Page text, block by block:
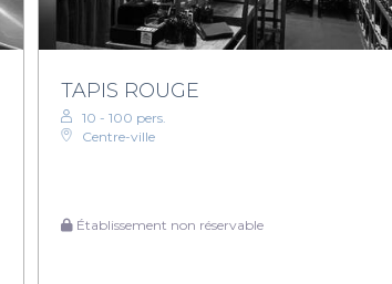
TAPIS ROUGE
10 - 100 pers.
Centre-ville
Établissement non réservable